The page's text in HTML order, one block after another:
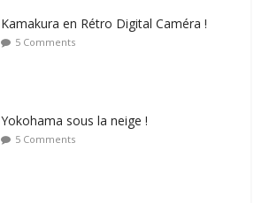
Kamakura en Rétro Digital Caméra !
5 Comments
Yokohama sous la neige !
5 Comments